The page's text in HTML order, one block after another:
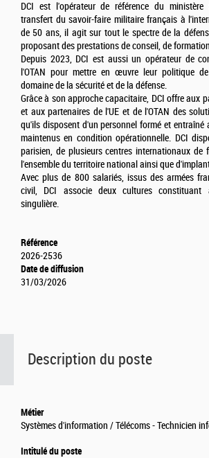
Description du poste
Métier
Systèmes d'information / Télécoms - Technicien
Intitulé du poste
DCI est l'opérateur de référence du
transfert du savoir-faire militaire français à
de 50 ans, il agit sur tout le spectre de la
proposant des prestations de conseil, de
Depuis 2023, DCI est aussi un opérateur de
l'OTAN pour mettre en œuvre leur politique
domaine de la sécurité et de la défense.
Grâce à son approche capacitaire, DCI offre aux
et aux partenaires de l'UE et de l'OTAN des
qu'ils disposent d'un personnel formé et entraîné
maintenus en condition opérationnelle. DCI
parisien, de plusieurs centres internationaux de
l'ensemble du territoire national ainsi que
Avec plus de 800 salariés, issus des armées
civil, DCI associe deux cultures constituant
singulière.
Référence
2026-2536
Date de diffusion
31/03/2026